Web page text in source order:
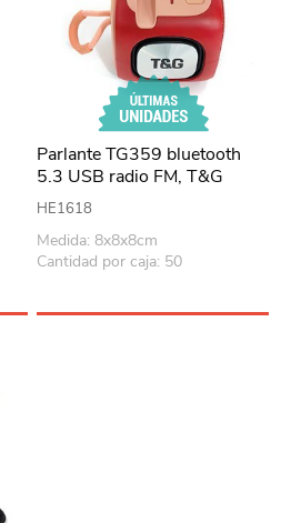
Parlante TG359 bluetooth
5.3 USB radio FM, T&G
varios colores, en caja
HE1618
Medida: 8x8x8cm
Cantidad por caja: 50